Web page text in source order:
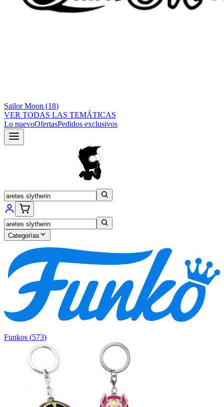
Sailor Moon (18)
VER TODAS LAS TEMÁTICAS
Lo nuevoOfertasPedidos exclusivos
Categorías
Funkos (573)